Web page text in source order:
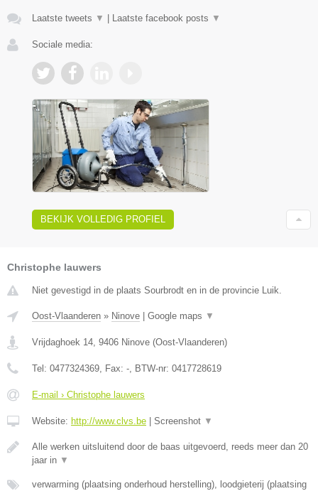
Laatste tweets ▼ | Laatste facebook posts ▼
Sociale media:
BEKIJK VOLLEDIG PROFIEL
Christophe lauwers
Niet gevestigd in de plaats Sourbrodt en in de provincie Luik.
Oost-Vlaanderen » Ninove | Google maps ▼
Vrijdaghoek 14 9406 Ninove (Oost-Vlaanderen)
Tel: 0477324369 , Fax: - , BTW-nr: 0417728619
E-mail › Christophe lauwers
Website: http://www.clvs.be | Screenshot ▼
Alle werken uitsluitend door de baas uitgevoerd, reeds meer dan 20
jaar in ▼
verwarming (plaatsing onderhoud herstelling), loodgieterij (plaatsing